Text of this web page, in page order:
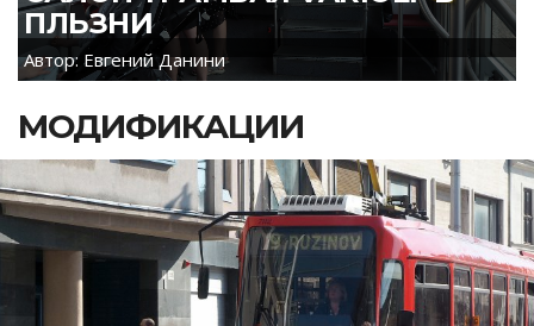
ПЛЬЗНИ
Автор: Евгений Данини
МОДИФИКАЦИИ